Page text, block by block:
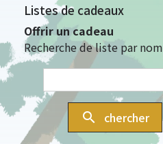
Listes de cadeaux
Offrir un cadeau
Recherche de liste par nom
search chercher